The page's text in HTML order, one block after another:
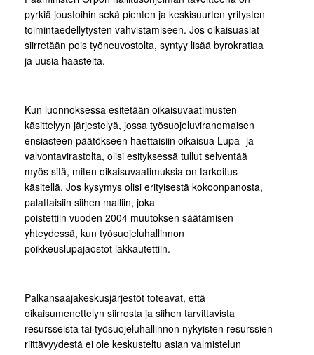
pyrkiä joustoihin sekä pienten ja keskisuurten yritysten
toimintaedellytysten vahvistamiseen. Jos oikaisuasiat
siirretään pois työneuvostolta, syntyy lisää byrokratiaa
ja uusia haasteita.
Kun luonnoksessa esitetään oikaisuvaatimusten
käsittelyyn järjestelyä, jossa työsuojeluviranomaisen
ensiasteen päätökseen haettaisiin oikaisua Lupa- ja
valvontavirastolta, olisi esityksessä tullut selventää
myös sitä, miten oikaisuvaatimuksia on tarkoitus
käsitellä. Jos kysymys olisi erityisestä kokoonpanosta,
palattaisiin siihen malliin, joka
poistettiin vuoden 2004 muutoksen säätämisen
yhteydessä, kun työsuojeluhallinnon
poikkeuslupajaostot lakkautettiin.
Palkansaajakeskusjärjestöt toteavat, että
oikaisumenettelyn siirrosta ja siihen tarvittavista
resursseista tai työsuojeluhallinnon nykyisten resurssien
riittävyydestä ei ole keskusteltu asian valmistelun